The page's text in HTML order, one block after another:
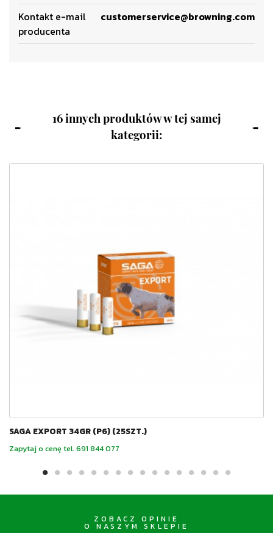
Kontakt e-mail
producenta
customerservice@browning.com
16 innych produktów w tej samej
kategorii:
SAGA EXPORT 34GR (P6) (25SZT.)
Zapytaj o cenę tel. 691 844 077
ZOBACZ OPINIE
O NASZYM SKLEPIE